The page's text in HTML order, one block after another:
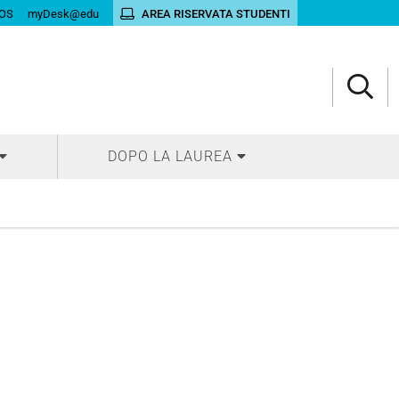
myDesk@edu AREA RISERVATA STUDENTI
DOPO LA LAUREA